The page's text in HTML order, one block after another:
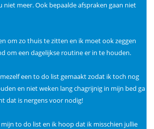
niet meer. Ook bepaalde afspraken gaan niet
om zo thuis te zitten en ik moet ook zeggen
om een dagelijkse routine er in te houden.
een to do list gemaakt zodat ik toch nog
en niet weken lang chagrijnig in mijn bed ga
dat is nergens voor nodig!
to do list en ik hoop dat ik misschien jullie